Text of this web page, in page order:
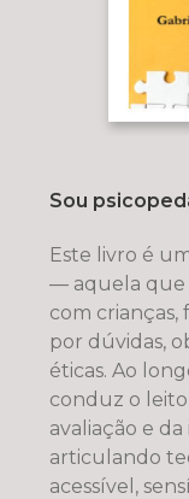
Sou
Este livro é
— aquela que
com crianças,
por dúvidas,
éticas. Ao
conduz o
avaliação e
articulando
acessível,